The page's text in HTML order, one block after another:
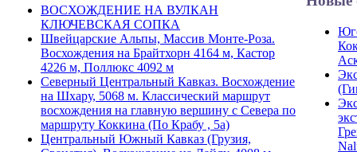
ВОСХОЖДЕНИЕ НА ВУЛКАН
КЛЮЧЕВСКАЯ СОПКА
Швейцарские Альпы, Массив Монте-Роза.
Восхождения на Брайтхорн 4164 м, Кастор
4226 м, Поллюкс 4092 м
Северный Центральный Кавказ. Восхождение
на Шхару, 5068 м. Классический маршрут
восхождения на главную вершину с Севера по
маршруту Коккина (По Крабу , 5а)
Центральный Южный Кавказ (Грузия,